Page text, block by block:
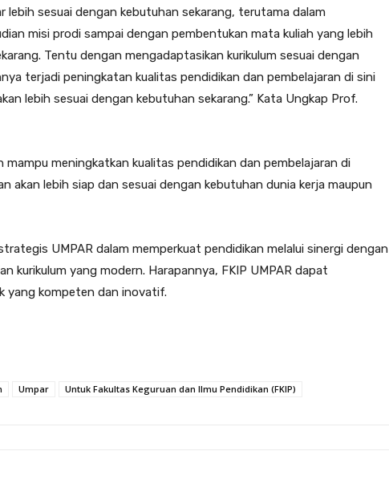
lebih sesuai dengan kebutuhan sekarang, terutama dalam
misi prodi sampai dengan pembentukan mata kuliah yang lebih
Tentu dengan mengadaptasikan kurikulum sesuai dengan
terjadi peningkatan kualitas pendidikan dan pembelajaran di sini
lebih sesuai dengan kebutuhan sekarang.” Kata Ungkap Prof.
mampu meningkatkan kualitas pendidikan dan pembelajaran di
akan lebih siap dan sesuai dengan kebutuhan dunia kerja maupun
UMPAR dalam memperkuat pendidikan melalui sinergi dengan
kurikulum yang modern. Harapannya, FKIP UMPAR dapat
yang kompeten dan inovatif.
Umpar Untuk Fakultas Keguruan dan Ilmu Pendidikan (FKIP)